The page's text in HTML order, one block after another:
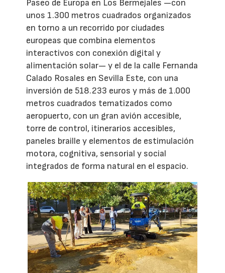
Paseo de Europa en Los Bermejales —con
unos 1.300 metros cuadrados organizados
en torno a un recorrido por ciudades
europeas que combina elementos
interactivos con conexión digital y
alimentación solar— y el de la calle Fernanda
Calado Rosales en Sevilla Este, con una
inversión de 518.233 euros y más de 1.000
metros cuadrados tematizados como
aeropuerto, con un gran avión accesible,
torre de control, itinerarios accesibles,
paneles braille y elementos de estimulación
motora, cognitiva, sensorial y social
integrados de forma natural en el espacio.